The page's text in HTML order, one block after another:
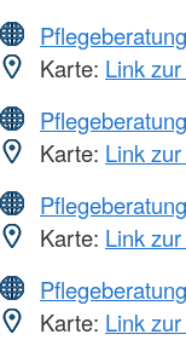
Karte: Link
Karte: Link
Karte: Link
Karte: Link